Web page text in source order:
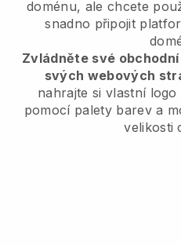
doménu, ale chcete
snadno připojit
Zvládněte své
svých webových
nahrajte si vlastní
pomocí palety barev a
velikosti